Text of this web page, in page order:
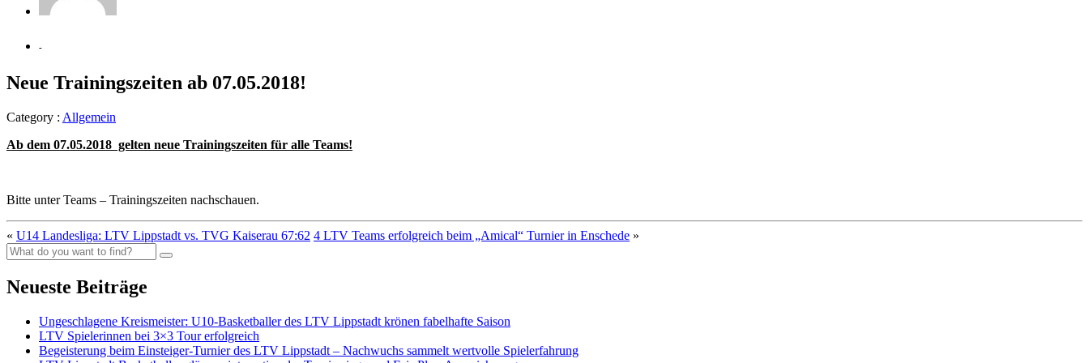
-
Neue Trainingszeiten ab 07.05.2018!
Category : Allgemein
Ab dem 07.05.2018 gelten neue Trainingszeiten für alle Teams!
Bitte unter Teams – Trainingszeiten nachschauen.
« U14 Landesliga: LTV Lippstadt vs. TVG Kaiserau 67:62 4 LTV Teams erfolgreich beim „Amical“ Turnier in Enschede »
Neueste Beiträge
Ungeschlagene Kreismeister: U10-Basketballer des LTV Lippstadt krönen fabelhafte Saison
LTV Spielerinnen bei 3×3 Tour erfolgreich
Begeisterung beim Einsteiger-Turnier des LTV Lippstadt – Nachwuchs sammelt wertvolle Spielerfahrung